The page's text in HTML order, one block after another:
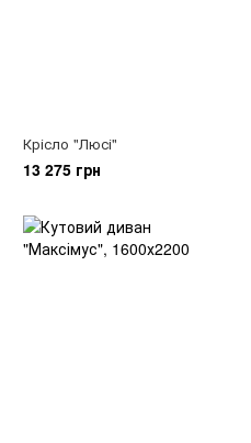
Крісло "Люсі"
13 275 грн